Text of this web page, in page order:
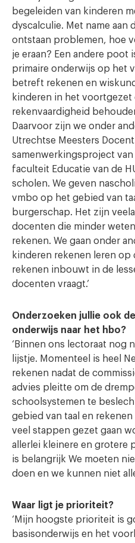
begeleiden van kinderen
dyscalculie. Met name aan
ontstaan problemen, hoe
je eraan? Een andere poot
primaire onderwijs op het
betreft rekenen en
kinderen in het voortgezet
rekenvaardigheid
Daarvoor zijn we onder
Utrechtse Meesters
samenwerkingsproject van
faculteit Educatie van de
scholen. We geven
vmbo op het gebied van
burgerschap. Het zijn
docenten die minder
rekenen. We gaan onder
kinderen rekenen leren op
rekenen inbouwt in de
docenten vraagt.’
Onderzoeken jullie ook
onderwijs naar het hbo?
‘Binnen ons lectoraat nog
lijstje. Momenteel is heel
rekenen nadat de
advies pleitte om de
schoolsystemen te
gebied van taal en
veel stappen gezet gaan
allerlei kleinere en grotere
is belangrijk We moeten
doen en we kunnen niet
Waar ligt je prioriteit?
‘Mijn hoogste prioriteit is
basisonderwijs en het